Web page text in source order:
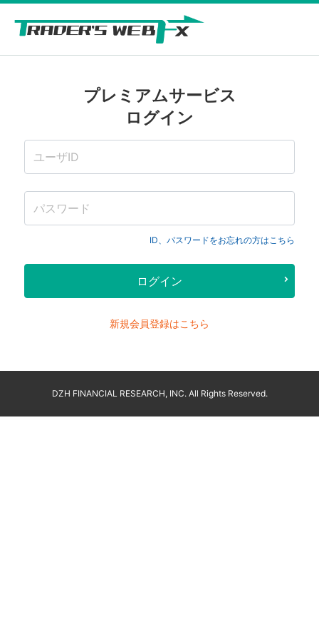
プレミアムサービス
ログイン
ID、パスワードをお忘れの方はこちら
新規会員登録はこちら
DZH FINANCIAL RESEARCH, INC. All Rights Reserved.